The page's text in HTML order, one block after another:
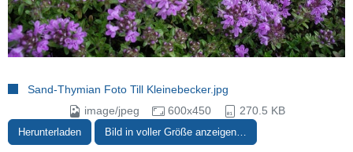
Sand-Thymian Foto Till Kleinebecker.jpg
image/jpeg
600x450 270.5 KB
Herunterladen Bild in voller Größe anzeigen…